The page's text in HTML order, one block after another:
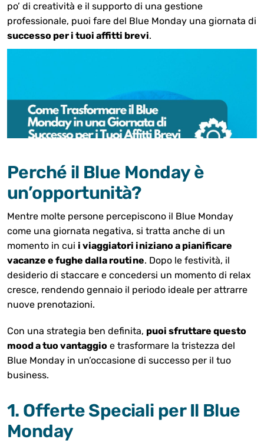
po’ di creatività e il supporto di una gestione
professionale, puoi fare del Blue Monday una giornata di
successo per i tuoi affitti brevi.
Perché il Blue Monday è
un’opportunità?
Mentre molte persone percepiscono il Blue Monday
come una giornata negativa, si tratta anche di un
momento in cui i viaggiatori iniziano a pianificare
vacanze e fughe dalla routine. Dopo le festività, il
desiderio di staccare e concedersi un momento di relax
cresce, rendendo gennaio il periodo ideale per attrarre
nuove prenotazioni.
Con una strategia ben definita, puoi sfruttare questo
mood a tuo vantaggio e trasformare la tristezza del
Blue Monday in un’occasione di successo per il tuo
business.
1. Offerte Speciali per Il Blue
Monday